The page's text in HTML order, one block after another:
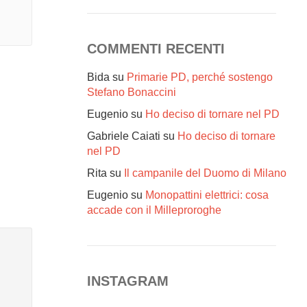
COMMENTI RECENTI
Bida su Primarie PD, perché sostengo
Stefano Bonaccini
Eugenio su Ho deciso di tornare nel PD
Gabriele Caiati su Ho deciso di tornare
nel PD
Rita su
Il campanile del Duomo di Milano
Eugenio su Monopattini elettrici: cosa
accade con il Milleproroghe
INSTAGRAM